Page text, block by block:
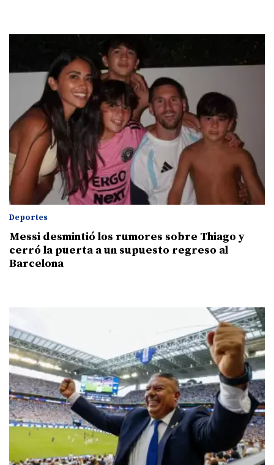
Deportes
Messi desmintió los rumores sobre Thiago y
cerró la puerta a un supuesto regreso al
Barcelona